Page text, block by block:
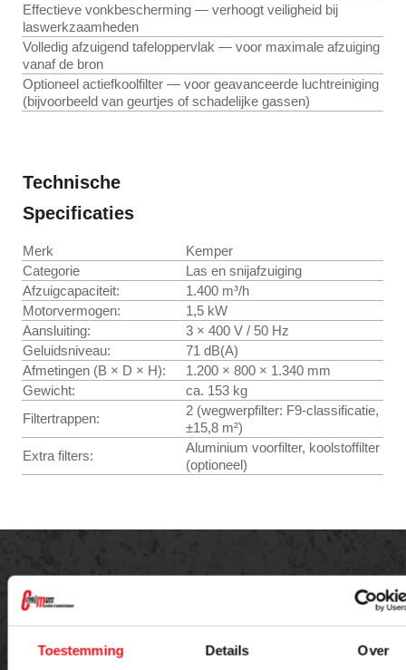
Toestemming Details Over
Effectieve vonkbescherming — verhoogt veiligheid bij
laswerkzaamheden
Volledig afzuigend tafeloppervlak — voor maximale afzuiging
vanaf de bron
Optioneel actiefkoolfilter — voor geavanceerde luchtreiniging
(bijvoorbeeld van geurtjes of schadelijke gassen)
Technische
Specificaties
Merk
Kemper
Categorie
Las en snijafzuiging
Afzuigcapaciteit:
1.400 m³/h
Motorvermogen:
1,5 kW
Aansluiting:
3 × 400 V / 50 Hz
Geluidsniveau:
71 dB(A)
Afmetingen (B × D × H):
1.200 × 800 × 1.340 mm
Gewicht:
ca. 153 kg
Filtertrappen:
2 (wegwerpfilter: F9-classificatie,
±15,8 m²)
Extra filters:
Aluminium voorfilter, koolstoffilter
(optioneel)
Offerte aanvragen